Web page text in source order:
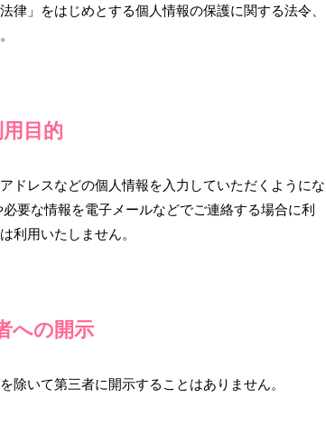
」をはじめとする個人情報の保護に関する法令、
目的
ドレスなどの個人情報を入力していただくようにな
要な情報を電子メールなどでご連絡する場合に利
利用いたしません。
への開示
いて第三者に開示することはありません。